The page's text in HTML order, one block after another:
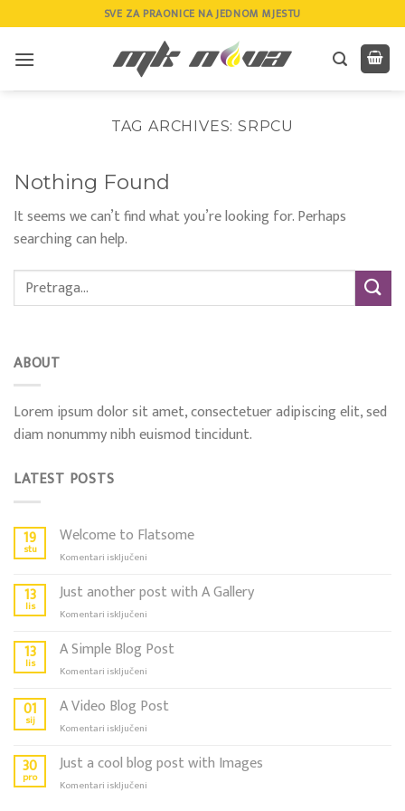
to
content
SVE ZA PRAONICE NA JEDNOM MJESTU
TAG ARCHIVES:SRPCU
Nothing Found
It seems we can’t find what you’re looking for. Perhaps
searching can help.
ABOUT
Lorem ipsum dolor sit amet, consectetuer adipiscing elit, sed
diam nonummy nibh euismod tincidunt.
LATEST POSTS
19
stu
Welcome to Flatsome
Komentari isključeni
to
Flatsome
13
lis
Just another post with A Gallery
Komentari isključeni
another
post
Gallery
13
lis
A Simple Blog Post
Komentari isključeni
Simple
Blog
01
sij
A Video Blog Post
Komentari isključeni
Video
Blog
30
pro
Just a cool blog post with Images
Komentari isključeni